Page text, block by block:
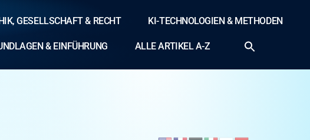
GESELLSCHAFT & RECHT KI-TECHNOLOGIEN & METHODEN
& EINFÜHRUNG ALLE ARTIKEL A-Z